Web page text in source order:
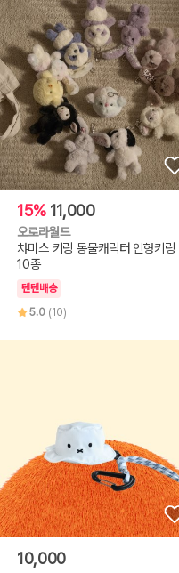
15% 11,000
오로라월드
챠미스 키링 동물캐릭터 인형키링
10종
텐텐배송
5.0 (10)
10,000